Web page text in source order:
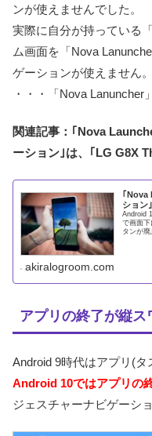
ンが使えませんでした。
実際に自分が持っている
ム画面を「Nova
ゲーションが使えません。
・・・「Nova Lanuncher
関連記事：｢Nova
ーション｣は、｢LG G8X
｢Nova
ション
Android
で画面
タンが
akiralogroom.com
アプリの終了が縦ス
Android 9時代はアプリ(タ
Android 10ではアプリの
ジェスチャーナビゲーシ